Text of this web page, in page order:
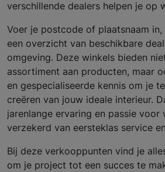
verschillende dealers helpen je op
Voer je postcode of plaatsnaam
een overzicht van beschikbare
omgeving. Deze winkels bieden
assortiment aan producten, maar
en gespecialiseerde kennis om je
creëren van jouw ideale interieur.
jarenlange ervaring en passie voor
verzekerd van eersteklas service
Bij deze verkooppunten vind je
om je project tot een succes te